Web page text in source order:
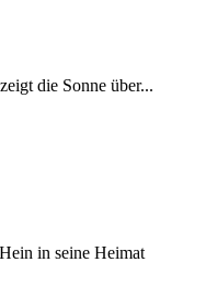
die Sonne über...
in seine Heimat